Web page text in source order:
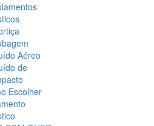
Aéreo
de
Escolher